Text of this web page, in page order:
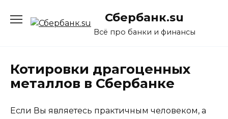
содержанию
Сбербанк.su
Всё про банки и финансы
Котировки драгоценных
металлов в Сбербанке
Если Вы являетесь практичным человеком, а